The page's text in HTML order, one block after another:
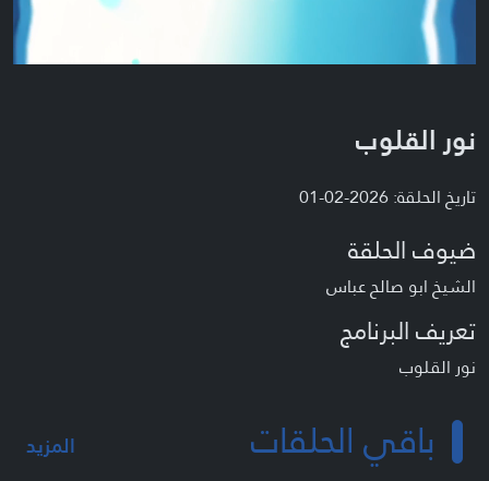
نور القلوب
تاريخ الحلقة: 2026-02-01
ضيوف الحلقة
الشيخ ابو صالح عباس
تعريف البرنامج
نور القلوب
باقي الحلقات المزيد